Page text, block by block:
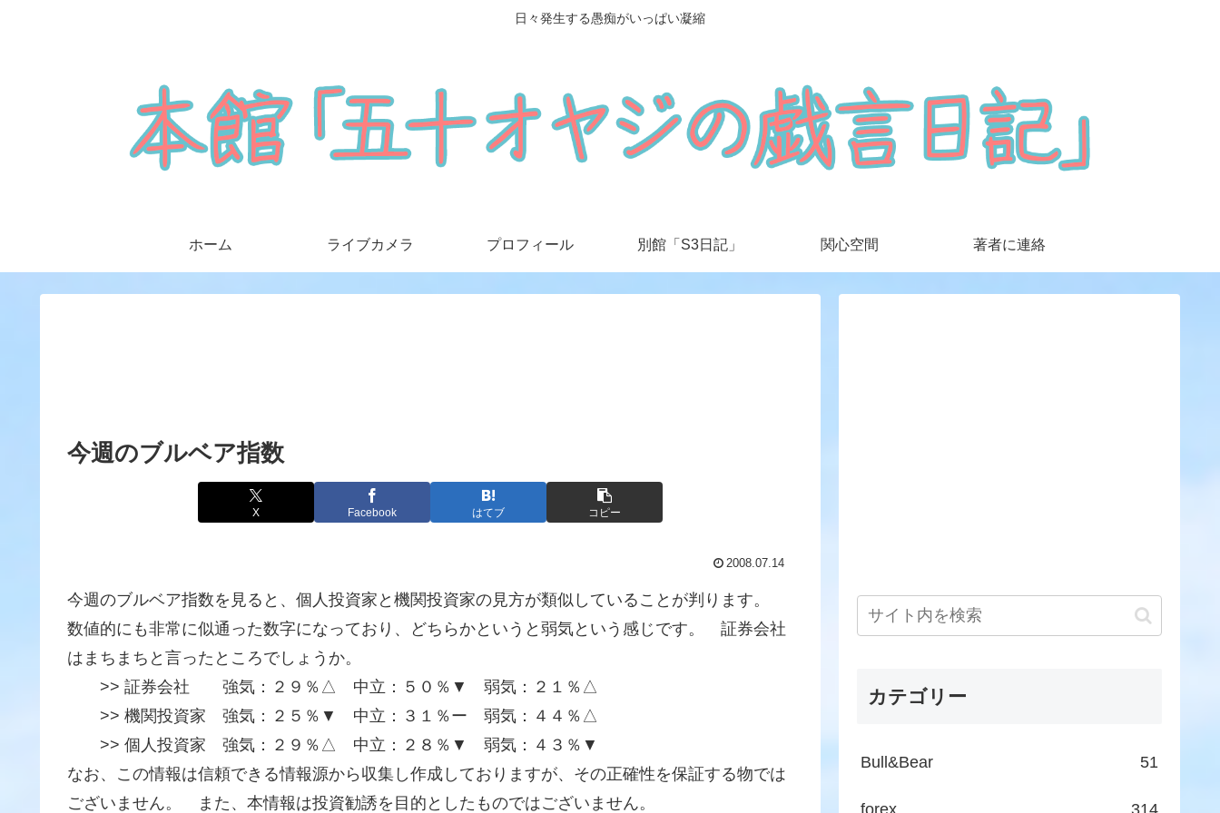
日々発生する愚痴がいっぱい凝縮
ホーム ライブカメラ プロフィール 別館「S3日記」 関心空間 著者に連絡
今週のブルベア指数
X Facebook はてブ コピー
2008.07.14
今週のブルベア指数を見ると、個人投資家と機関投資家の見方が類似していることが判ります。
数値的にも非常に似通った数字になっており、どちらかというと弱気という感じです。 証券会社
はまちまちと言ったところでしょうか。
>> 証券会社 強気：２９％△ 中立：５０％▼ 弱気：２１％△
>> 機関投資家 強気：２５％▼ 中立：３１％ー 弱気：４４％△
>> 個人投資家 強気：２９％△ 中立：２８％▼ 弱気：４３％▼
なお、この情報は信頼できる情報源から収集し作成しておりますが、その正確性を保証する物では
ございません。 また、本情報は投資勧誘を目的としたものではございません。
カテゴリー
Bull&Bear 51